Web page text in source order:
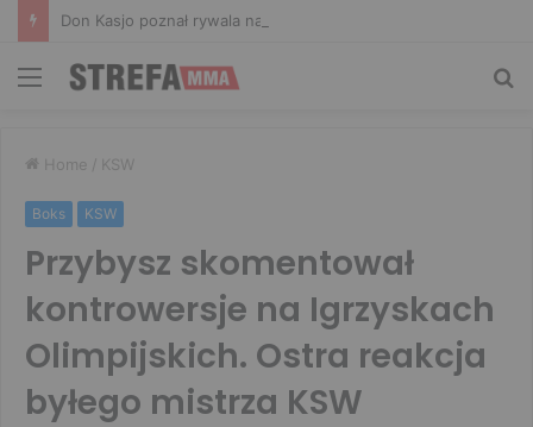
Menu
Home / KSW
Boks KSW
Przybysz skomentował
kontrowersje na Igrzyskach
Olimpijskich. Ostra reakcja
byłego mistrza KSW